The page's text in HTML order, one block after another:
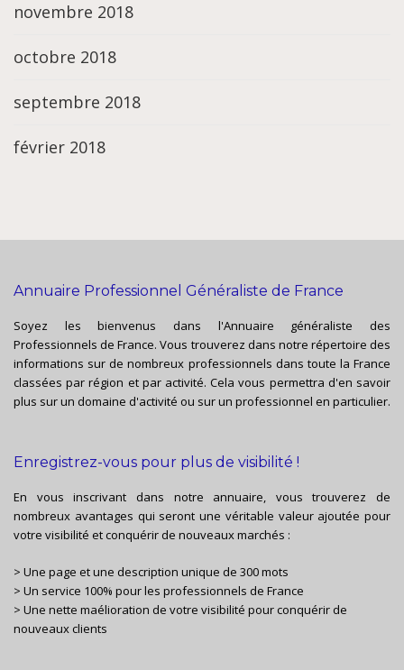
novembre 2018
octobre 2018
septembre 2018
février 2018
Annuaire Professionnel Généraliste de France
Soyez les bienvenus dans l'Annuaire généraliste des
Professionnels de France. Vous trouverez dans notre répertoire des
informations sur de nombreux professionnels dans toute la France
classées par région et par activité. Cela vous permettra d'en savoir
plus sur un domaine d'activité ou sur un professionnel en particulier.
Enregistrez-vous pour plus de visibilité !
En vous inscrivant dans notre annuaire, vous trouverez de
nombreux avantages qui seront une véritable valeur ajoutée pour
votre visibilité et conquérir de nouveaux marchés :
> Une page et une description unique de 300 mots
> Un service 100% pour les professionnels de France
> Une nette maélioration de votre visibilité pour conquérir de
nouveaux clients